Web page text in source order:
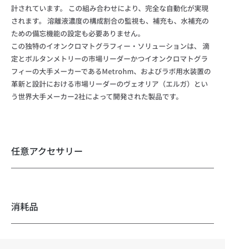
計されています。 この組み合わせにより、完全な自動化が実現
されます。 溶離液濃度の構成割合の監視も、補充も、水補充の
ための備忘機能の設定も必要ありません。
この独特のイオンクロマトグラフィー・ソリューションは、 滴
定とボルタンメトリーの市場リーダーかつイオンクロマトグラ
フィーの大手メーカーであるMetrohm、およびラボ用水装置の
革新と設計における市場リーダーのヴェオリア（エルガ）とい
う世界大手メーカー2社によって開発された製品です。
任意アクセサリー
消耗品